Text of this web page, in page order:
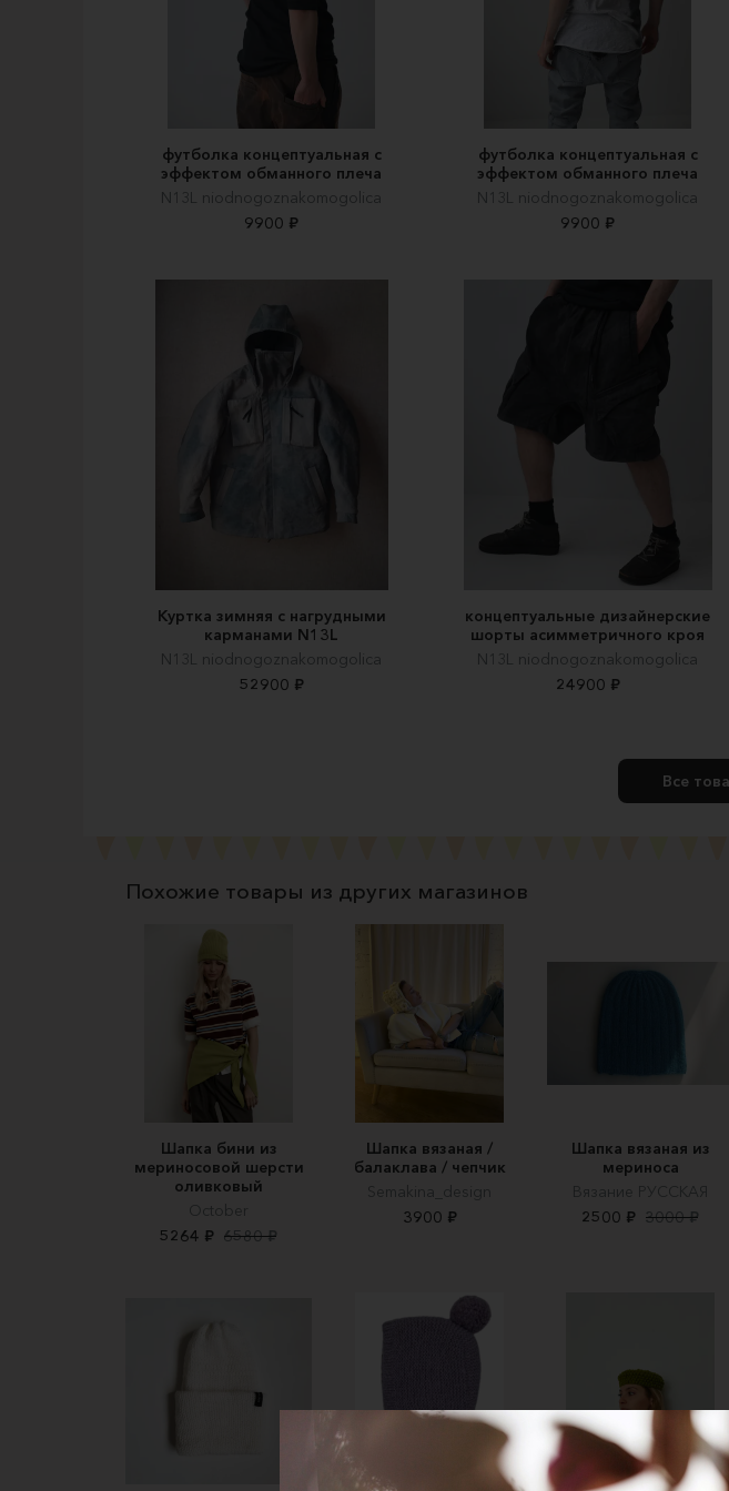
футболка концептуальная с
эффектом обманного плеча
N13L niodnogoznakomogolica
9900 ₽
футболка концептуальная с
эффектом обманного плеча
N13L niodnogoznakomogolica
9900 ₽
Куртка зимняя с нагрудными
карманами N13L
N13L niodnogoznakomogolica
52900 ₽
концептуальные дизайнерские
шорты асимметричного кроя
N13L niodnogoznakomogolica
24900 ₽
Все
Похожие товары из других магазинов
Шапка бини из
мериносовой шерсти
оливковый
October
5264 ₽ 6580 ₽
Шапка вязаная /
балаклава / чепчик
Semakina_design
3900 ₽
Шапка вязаная из
мериноса
Вязание РУССКАЯ
2500 ₽ 3000 ₽